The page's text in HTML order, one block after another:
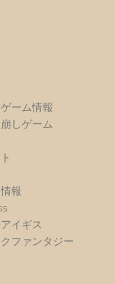
ーム情報
しゲーム
報
イギス
ファンタジー